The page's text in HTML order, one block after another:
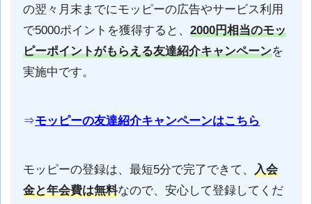
の翌々月末までにモッピーの広告やサービス利用
で5000ポイントを獲得すると、 2000円相当のモッ
ピーポイントがもらえる友達紹介キャンペーンを
実施中です。
⇒モッピーの友達紹介キャンペーンはこちら
モッピーの登録は、最短5分で完了できて、 入会
金と年会費は無料なので、安心して登録してくだ